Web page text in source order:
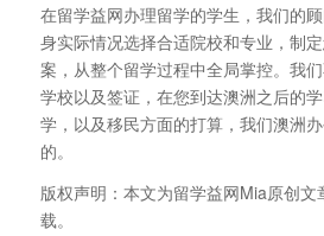
在留学益网办理留学的学生，我们的
身实际情况选择合适院校和专业，制
案，从整个留学过程中全局掌控。我
学校以及签证，在您到达澳洲之后的
学，以及移民方面的打算，我们澳洲
的。
版权声明：本文为留学益网Mia原创
载。